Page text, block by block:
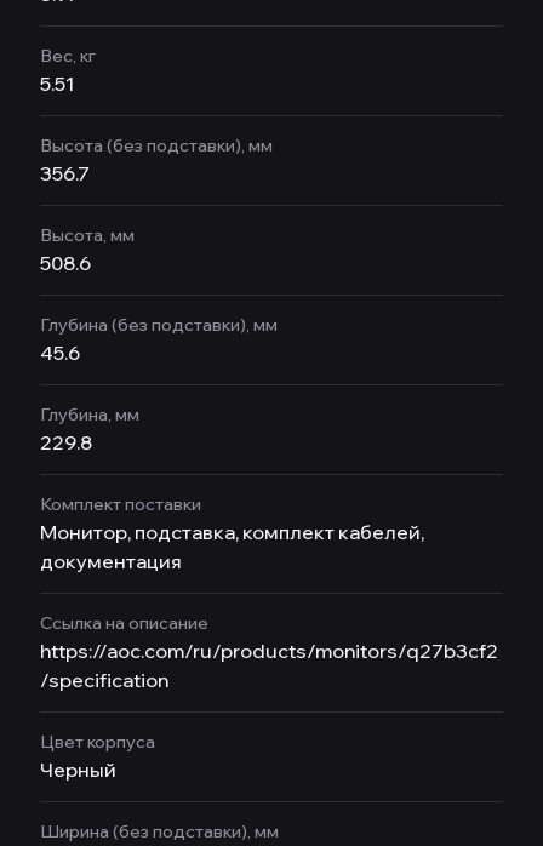
Вес, кг
5.51
Высота (без подставки), мм
356.7
Высота, мм
508.6
Глубина (без подставки), мм
45.6
Глубина, мм
229.8
Комплект поставки
Монитор, подставка, комплект кабелей,
документация
Ссылка на описание
https://aoc.com/ru/products/monitors/q27b3cf2
/specification
Цвет корпуса
Черный
Ширина (без подставки), мм